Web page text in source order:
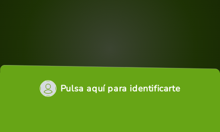
Pulsa aquí para identificarte